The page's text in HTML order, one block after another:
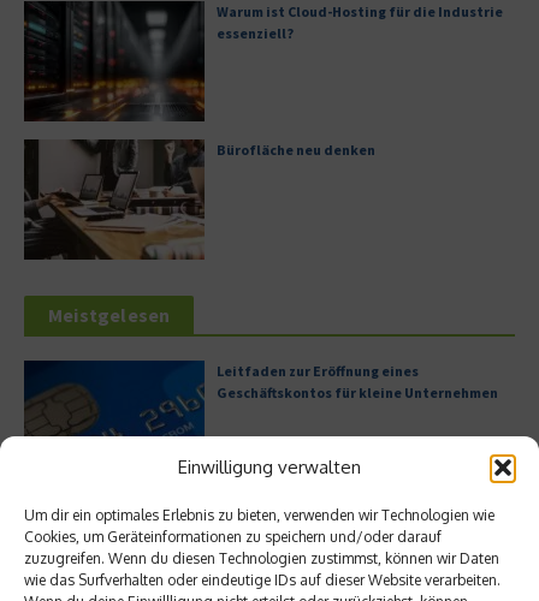
Einwilligung verwalten
Um dir ein optimales Erlebnis zu bieten, verwenden wir Technologien wie
Cookies, um Geräteinformationen zu speichern und/oder darauf
zuzugreifen. Wenn du diesen Technologien zustimmst, können wir Daten
wie das Surfverhalten oder eindeutige IDs auf dieser Website verarbeiten.
Warum ist Cloud-Hosting für die Industrie
essenziell?
Bürofläche neu denken
Meistgelesen
Leitfaden zur Eröffnung eines
Geschäftskontos für kleine Unternehmen
Hilton Worldwide: Eine Ikone der globalen
Hotellerie im Wandel der Zeit